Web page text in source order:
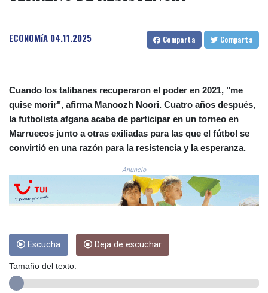
CUP 30.537009
CVE 110.797088
DKK 7.476071
DOP 67.179284
DZD 153.12335
EGP 57.264041
ERN 17.285099
ETB 185.946995
FJD 2.551799
FKP 0.85598
GBP 0.856476
GEL 3.013365
GHS 13.522718
GIP 0.85598
10117.544985
ECONOMíA 04.11.2025 Comparta Comparta
Cuando los talibanes recuperaron el poder en 2021, "me
quise morir", afirma Manoozh Noori. Cuatro años después,
la futbolista afgana acaba de participar en un torneo en
Marruecos junto a otras exiliadas para las que el fútbol se
convirtió en una razón para la resistencia y la esperanza.
Anuncio
Escucha Deja de escuchar
Tamaño del texto: